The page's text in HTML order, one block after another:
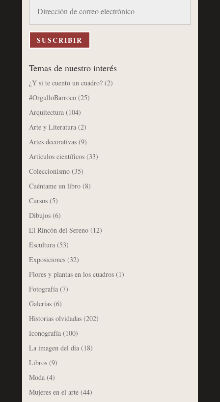
correo
electrónico
SUSCRIBIR
Temas de nuestro interés
¿Y si te cuento un cuadro?(2)
#OrgulloBarroco(25)
Arquitectura(104)
Arte y Literatura(2)
Artes decorativas(9)
Artículos científicos(33)
Coleccionismo(35)
Cuéntame un libro(8)
Cursos(5)
Dibujos(6)
El Rincón del Sereno(12)
Escultura(53)
Exposiciones(32)
Flores y plantas en los cuadros(1)
Fotografía(7)
Galerías(6)
Historias olvidadas(202)
Iconografía(100)
La imagen del día(18)
Libros(9)
Moda(4)
Mujeres en el arte(44)